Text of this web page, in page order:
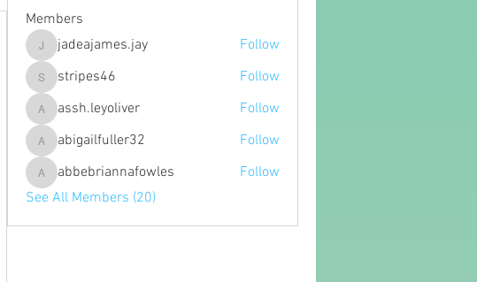
Members
jadeajames.jay
jadeajames.jay Follow
stripes46
stripes46 Follow
assh.leyoliver
assh.leyoliver Follow
abigailfuller32
abigailfuller32 Follow
abbebriannafowles
abbebriannafowles
Follow
See All Members (20)